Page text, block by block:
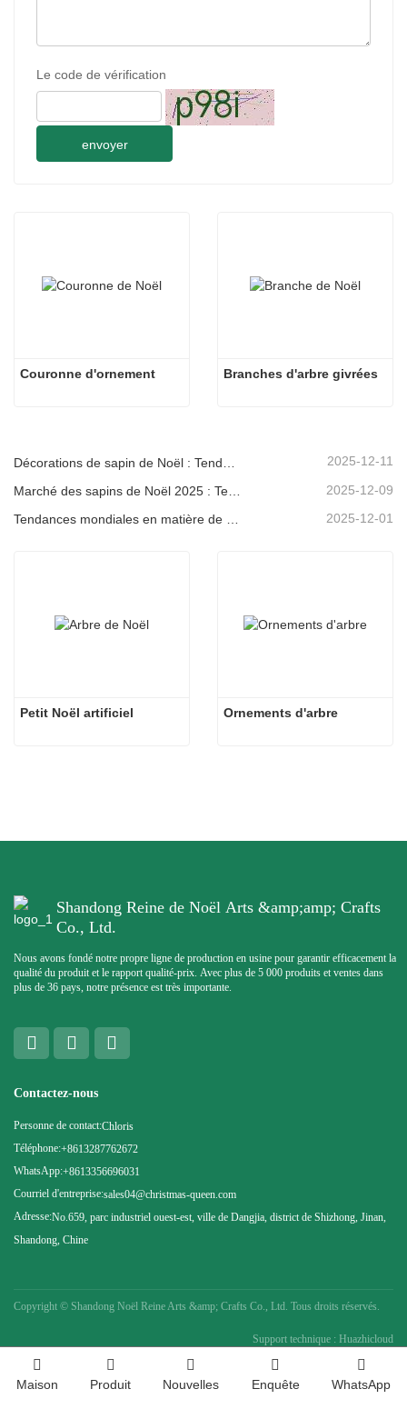
Le code de vérification
envoyer
Couronne d'ornement Branches d'arbre givrées
2025-12-11
2025-12-09
2025-12-01
Petit Noël artificiel Ornements d'arbre
Shandong Reine de Noël Arts &amp;amp; Crafts
Co., Ltd.
Nous avons fondé notre propre ligne de production en usine pour garantir efficacement la
qualité du produit et le rapport qualité-prix. Avec plus de 5 000 produits et ventes dans
plus de 36 pays, notre présence est très importante.
Contactez-nous
Personne de contact:Chloris
Téléphone:+8613287762672
WhatsApp:+8613356696031
Courriel d'entreprise:sales04@christmas-queen.com
Adresse:No.659, parc industriel ouest-est, ville de Dangjia, district de Shizhong, Jinan,
Shandong, Chine
Copyright © Shandong Noël Reine Arts &amp; Crafts Co., Ltd. Tous droits réservés.
Support technique : Huazhicloud
Maison Produit Nouvelles Enquête WhatsApp